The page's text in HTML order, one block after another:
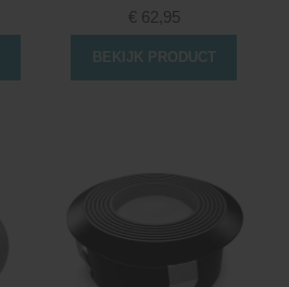
€ 62,95
BEKIJK PRODUCT